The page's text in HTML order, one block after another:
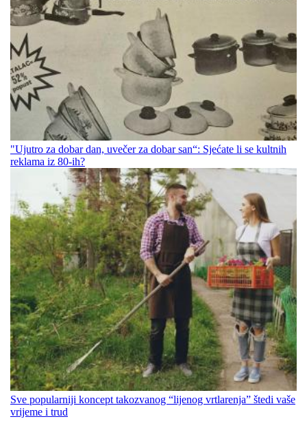
"Ujutro za dobar dan, uvečer za dobar san“: Sjećate li se kultnih
reklama iz 80-ih?
Sve popularniji koncept takozvanog “lijenog vrtlarenja” štedi vaše
vrijeme i trud